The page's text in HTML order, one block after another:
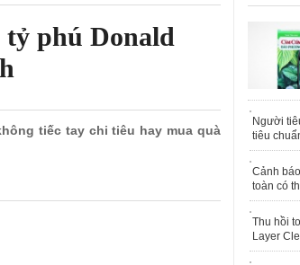
phú Donald
tiếc tay chi tiêu hay mua quà
Người
tiêu
Cảnh
toàn có
Thu hồi
Layer